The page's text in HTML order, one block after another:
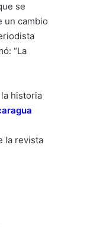
se
un cambio
“La
historia
la revista